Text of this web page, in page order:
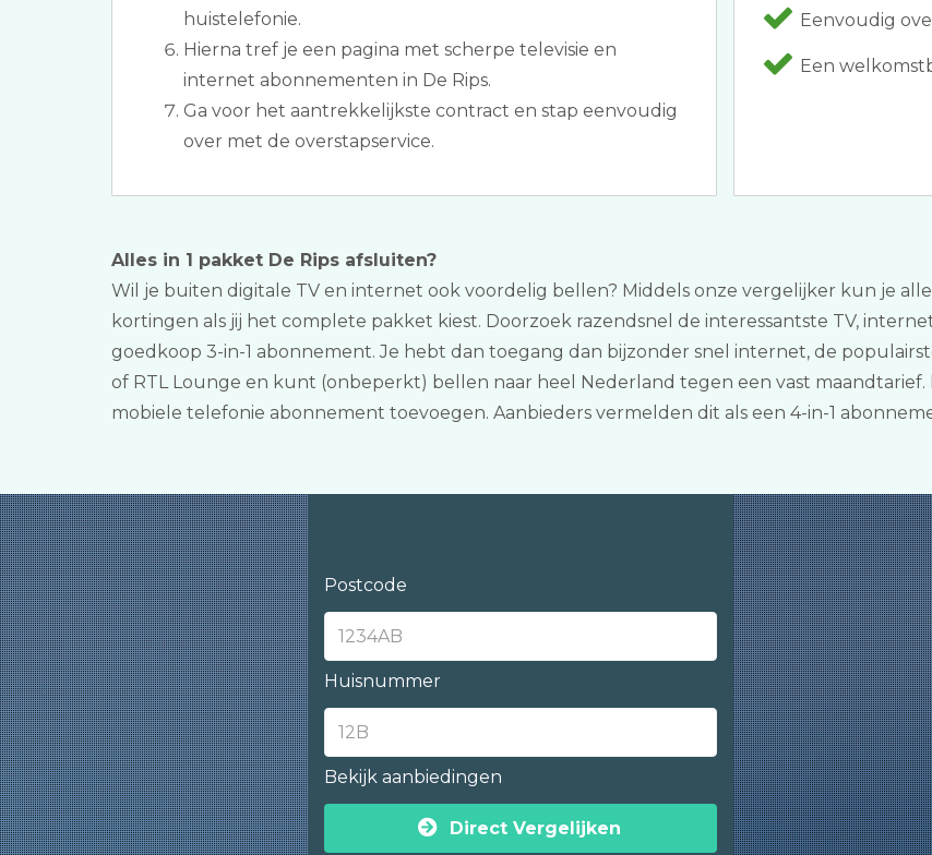
huistelefonie.
Hierna tref je een pagina met scherpe televisie en
internet abonnementen in De Rips.
Ga voor het aantrekkelijkste contract en stap eenvoudig
over met de overstapservice.
Eenvoudig
Een
Alles in 1 pakket De Rips afsluiten?
Wil je buiten digitale TV en internet ook voordelig bellen? Middels onze vergelijker kun je
kortingen als jij het complete pakket kiest. Doorzoek razendsnel de interessantste TV,
goedkoop 3-in-1 abonnement. Je hebt dan toegang dan bijzonder snel internet, de
of RTL Lounge en kunt (onbeperkt) bellen naar heel Nederland tegen een vast maandtarief.
mobiele telefonie abonnement toevoegen. Aanbieders vermelden dit als een 4-in-1
Postcode
Huisnummer
Bekijk aanbiedingen
Direct Vergelijken